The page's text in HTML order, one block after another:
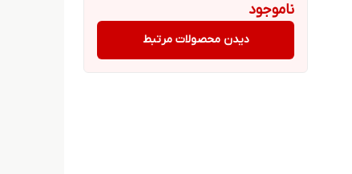
ناموجود
دیدن محصولات مرتبط